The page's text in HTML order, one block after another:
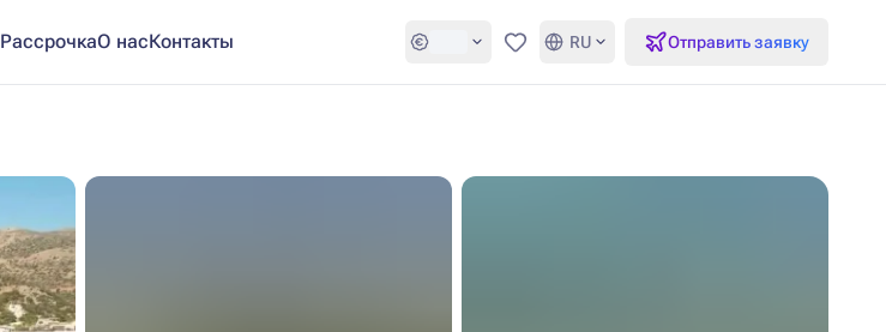
РассрочкаО насКонтакты Избранное
RU Отправить заявку